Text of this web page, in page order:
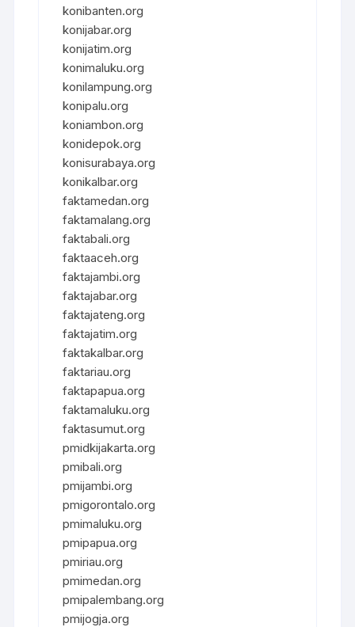
konibanten.org
konijabar.org
konijatim.org
konimaluku.org
konilampung.org
konipalu.org
koniambon.org
konidepok.org
konisurabaya.org
konikalbar.org
faktamedan.org
faktamalang.org
faktabali.org
faktaaceh.org
faktajambi.org
faktajabar.org
faktajateng.org
faktajatim.org
faktakalbar.org
faktariau.org
faktapapua.org
faktamaluku.org
faktasumut.org
pmidkijakarta.org
pmibali.org
pmijambi.org
pmigorontalo.org
pmimaluku.org
pmipapua.org
pmiriau.org
pmimedan.org
pmipalembang.org
pmijogja.org